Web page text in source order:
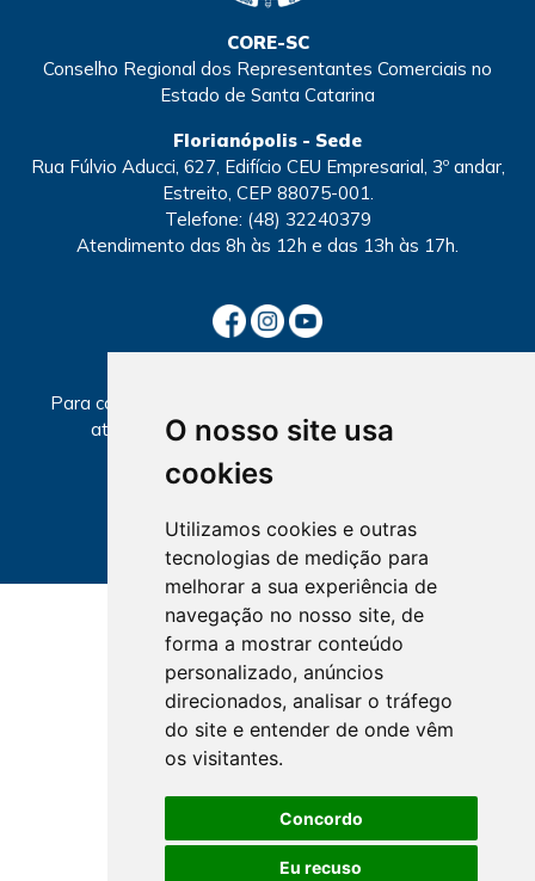
O nosso site usa
cookies
Utilizamos cookies e outras
tecnologias de medição para
melhorar a sua experiência de
navegação no nosso site, de
forma a mostrar conteúdo
personalizado, anúncios
direcionados, analisar o tráfego
do site e entender de onde vêm
os visitantes.
Concordo
Eu recuso
CORE-SC
Conselho Regional dos Representantes Comerciais no
Estado de Santa Catarina
Florianópolis - Sede
Rua Fúlvio Aducci, 627, Edifício CEU Empresarial, 3º andar,
Estreito, CEP 88075-001.
Telefone: (48) 32240379
Atendimento das 8h às 12h e das 13h às 17h.
Para consultar informações sobre local e horários de
atendimento, selecione a Seccional abaixo.